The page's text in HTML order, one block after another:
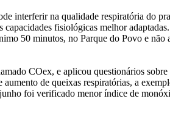
interferir na qualidade respiratória do
fisiológicas melhor
50 minutos, no Parque do Povo e
COex, e aplicou questionários
de queixas respiratórias, a
foi verificado menor índice de